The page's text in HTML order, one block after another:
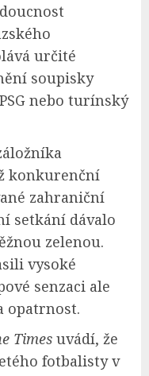
určité
soupisky
nebo turínský
konkurenční
zahraniční
setkání dávalo
zelenou.
vysoké
senzaci ale
opatrnost.
Times uvádí, že
fotbalisty v